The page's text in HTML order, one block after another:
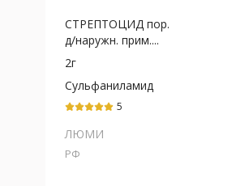
СТРЕПТОЦИД пор.
д/наружн. прим....
2г
Сульфаниламид
5
ЛЮМИ
РФ